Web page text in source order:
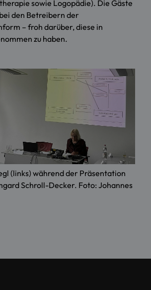
sowie Logopädie). Die Gäste
den Betreibern der
– froh darüber, diese in
zu haben.
(links) während der Präsentation
Schroll-Decker. Foto: Johannes